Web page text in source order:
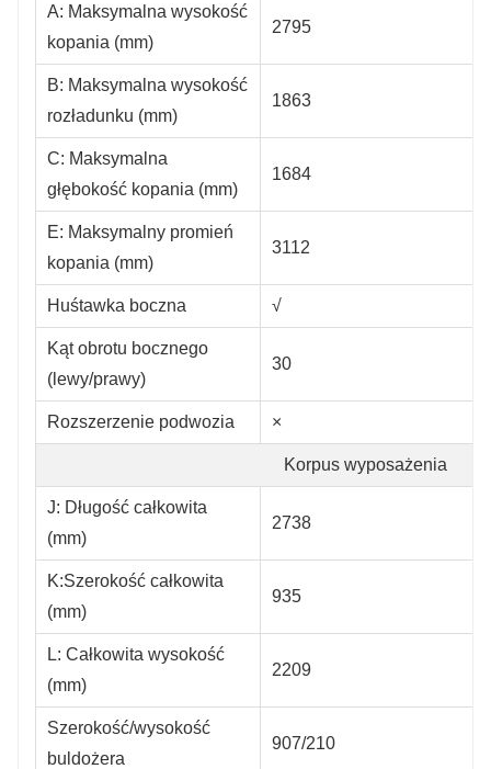
A: Maksymalna wysokość
kopania (mm)
2795
B: Maksymalna wysokość
rozładunku (mm)
1863
C: Maksymalna
głębokość kopania (mm)
1684
E: Maksymalny promień
kopania (mm)
3112
Huśtawka boczna √
Kąt obrotu bocznego
(lewy/prawy)
30
Rozszerzenie podwozia ×
Korpus wyposażenia
J: Długość całkowita
(mm)
2738
K:Szerokość całkowita
(mm)
935
L: Całkowita wysokość
(mm)
2209
Szerokość/wysokość
buldożera
907/210